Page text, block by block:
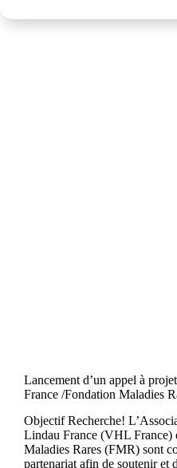
Lancement d’un appel à
France /Fondation Maladies
Objectif Recherche!
Lindau France (VHL France)
Maladies Rares (FMR) sont
partenariat afin de soutenir et